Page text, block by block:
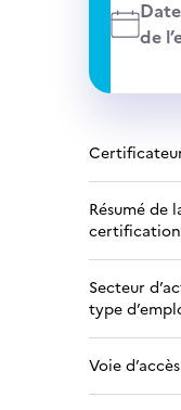
de
Résumé de
certification
Secteur
type
Voie d’accès